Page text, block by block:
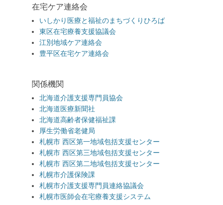
在宅ケア連絡会
いしかり医療と福祉のまちづくりひろば
東区在宅療養支援協議会
江別地域ケア連絡会
豊平区在宅ケア連絡会
関係機関
北海道介護支援専門員協会
北海道医療新聞社
北海道高齢者保健福祉課
厚生労働省老健局
札幌市 西区第一地域包括支援センター
札幌市 西区第三地域包括支援センター
札幌市 西区第二地域包括支援センター
札幌市介護保険課
札幌市介護支援専門員連絡協議会
札幌市医師会在宅療養支援システム